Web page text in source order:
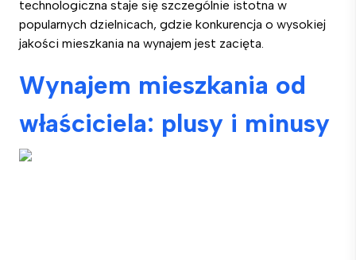
technologiczna staje się szczególnie istotna w
popularnych dzielnicach, gdzie konkurencja o wysokiej
jakości mieszkania na wynajem jest zacięta.
Wynajem mieszkania od
właściciela: plusy i minusy